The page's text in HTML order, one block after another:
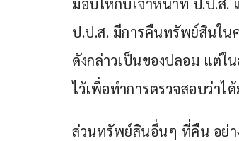
ป.ป.ส. มีการคืนทรัพย์สินใน
ดังกล่าวเป็นของปลอม แต่ใ
ไว้เพื่อทำการตรวจสอบว่าไ
ส่วนทรัพย์สินอื่นๆ ที่คืน อย่า